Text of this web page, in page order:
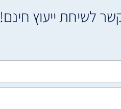
לשיחת ייעוץ חינם!